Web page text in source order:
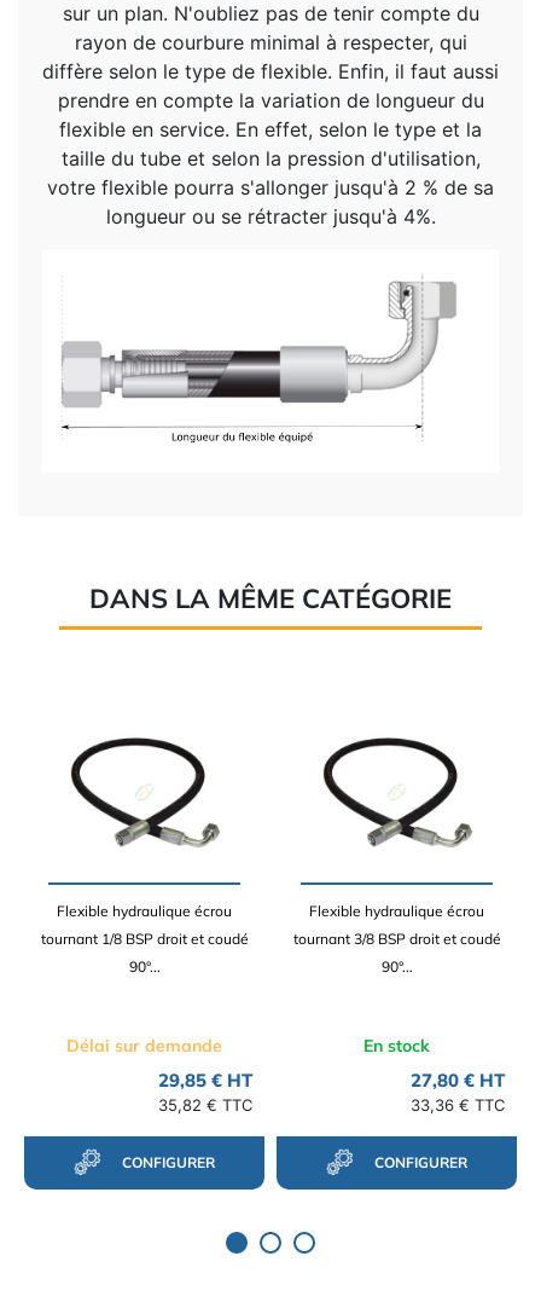
sur un plan. N'oubliez pas de tenir compte du
rayon de courbure minimal à respecter, qui
diffère selon le type de flexible. Enfin, il faut aussi
prendre en compte la variation de longueur du
flexible en service. En effet, selon le type et la
taille du tube et selon la pression d'utilisation,
votre flexible pourra s'allonger jusqu'à 2 % de sa
longueur ou se rétracter jusqu'à 4%.
DANS LA MÊME CATÉGORIE
Flexible hydraulique écrou
tournant 1/8 BSP droit et coudé
90°...
Délai sur demande
29,85 € HT
35,82 € TTC
CONFIGURER
Flexible hydraulique écrou
tournant 3/8 BSP droit et coudé
90°...
En stock
27,80 € HT
33,36 € TTC
CONFIGURER